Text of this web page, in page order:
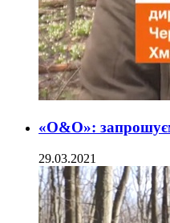
«О&О»:
29.03.2021